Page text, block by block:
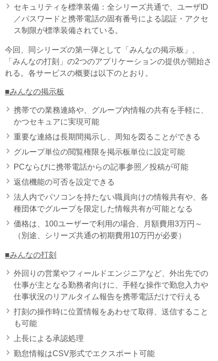
セキュリティを標準装備：全シリーズ共通で、ユーザID
／パスワードと携帯電話の固有番号による認証・アクセ
ス制限が標準装備されている。
今回、同シリーズの第一弾として「みんなの掲示板」、
「みんなの打刻」の2つのアプリケーションの提供が開始さ
れる。各サービスの概要は以下のとおり。
■みんなの掲示板
携帯での業務連絡や、グループ内情報の共有を手軽に、
かつセキュアに実現可能
重要な連絡は長期間掲示し、周知を図ることができる
グループ単位の閲覧権限を掲示板単位に設定可能
PCならびに携帯電話からの記事参照／投稿が可能
返信機能の可否を設定できる
法人内でパソコンを持たない職員向けの情報共有や、各
種団体でグループを限定した情報共有が可能となる
価格は、100ユーザーで利用の場合、月額費用3万円～
（別途、シリーズ共通の初期費用10万円が必要）
■みんなの打刻
外回りの営業やフィールドエンジニアなど、外出先での
仕事が主となる勤務者向けに、手軽な操作で勤怠入力や
仕事状況のリアルタイム報告を携帯電話だけで行える
打刻の操作時に位置情報をあわせて取得、送信すること
も可能
上長による承認処理
勤怠情報はCSV形式でエクスポート可能